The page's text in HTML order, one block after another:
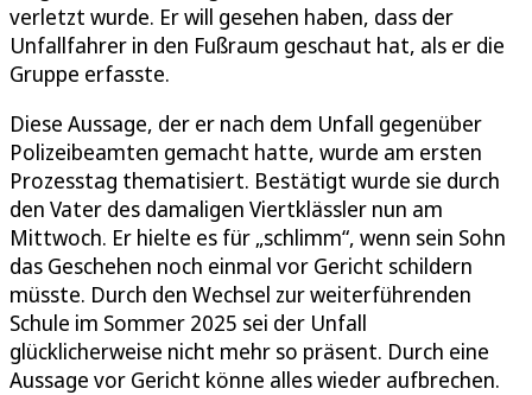
verletzt wurde. Er will gesehen haben, dass der
Unfallfahrer in den Fußraum geschaut hat, als er die
Gruppe erfasste.
Diese Aussage, der er nach dem Unfall gegenüber
Polizeibeamten gemacht hatte, wurde am ersten
Prozesstag thematisiert. Bestätigt wurde sie durch
den Vater des damaligen Viertklässler nun am
Mittwoch. Er hielte es für „schlimm“, wenn sein Sohn
das Geschehen noch einmal vor Gericht schildern
müsste. Durch den Wechsel zur weiterführenden
Schule im Sommer 2025 sei der Unfall
glücklicherweise nicht mehr so präsent. Durch eine
Aussage vor Gericht könne alles wieder aufbrechen.